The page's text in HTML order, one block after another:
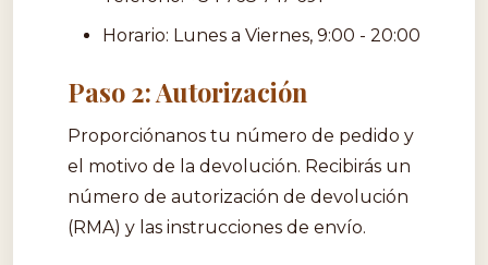
Horario: Lunes a Viernes, 9:00 - 20:00
Paso 2: Autorización
Proporciónanos tu número de pedido y
el motivo de la devolución. Recibirás un
número de autorización de devolución
(RMA) y las instrucciones de envío.